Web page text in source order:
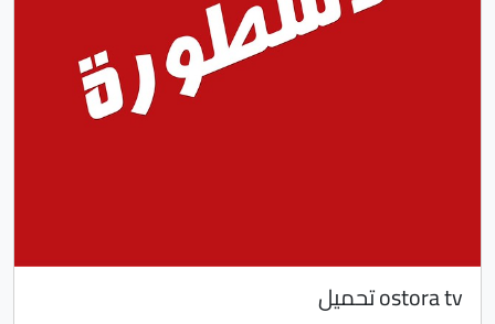
ostora tv تحميل